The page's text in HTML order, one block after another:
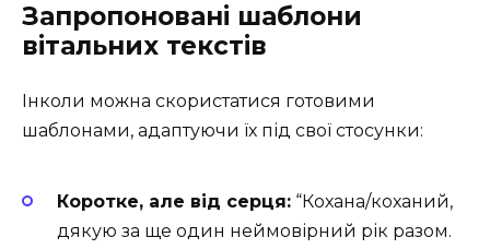
Запропоновані шаблони
вітальних текстів
Інколи можна скористатися готовими
шаблонами, адаптуючи їх під свої стосунки:
Коротке, але від серця: “Кохана/коханий,
дякую за ще один неймовірний рік разом.